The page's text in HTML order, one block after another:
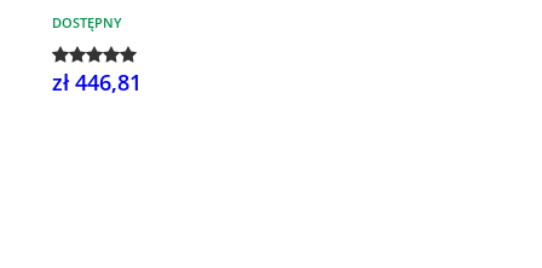
DOSTĘPNY
zł 446,81